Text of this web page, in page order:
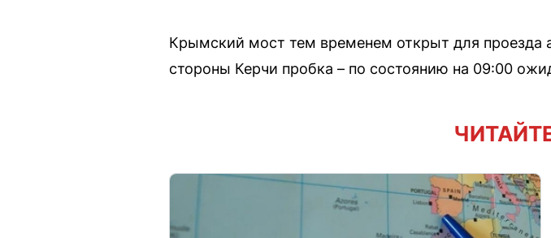
Крымский мост тем временем открыт для проезда
стороны Керчи пробка – по состоянию на 09:00